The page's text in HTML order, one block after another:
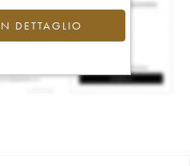
DETTAGLIO